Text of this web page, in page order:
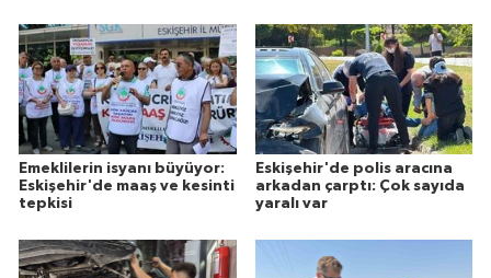
Emeklilerin isyanı büyüyor:
Eskişehir'de maaş ve kesinti
tepkisi
Eskişehir'de polis aracına
arkadan çarptı: Çok sayıda
yaralı var